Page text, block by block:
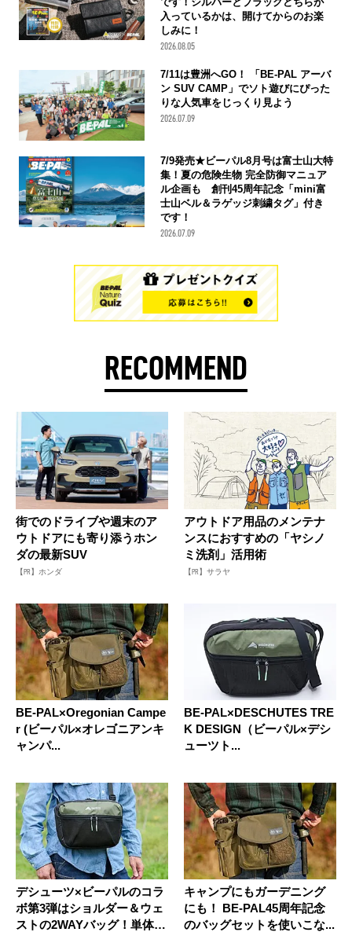
入っているかは、開けてからのお楽
しみに！
2026.08.05
7/11は豊洲へGO！ 「BE-PAL アーバ
ン SUV CAMP」でソト遊びにぴった
りな人気車をじっくり見よう
2026.07.09
7/9発売★ビーパル8月号は富士山大特
集！夏の危険生物 完全防御マニュア
ル企画も 創刊45周年記念「mini富
士山ベル＆ラゲッジ刺繍タグ」付き
です！
2026.07.09
RECOMMEND
街でのドライブや週末のア
ウトドアにも寄り添うホン
ダの最新SUV
【PR】ホンダ
アウトドア用品のメンテナ
ンスにおすすめの「ヤシノ
ミ洗剤」活用術
【PR】サラヤ
BE-PAL×Oregonian Campe
r (ビーパル×オレゴニアンキ
ャンパ...
BE-PAL×DESCHUTES TRE
K DESIGN（ビーパル×デシ
ューツト...
デシューツ×ビーパルのコラ
ボ第3弾はショルダー＆ウェ
ストの2WAYバッグ！単体
キャンプにもガーデニング
にも！ BE-PAL45周年記念
のバッグセットを使いこな...